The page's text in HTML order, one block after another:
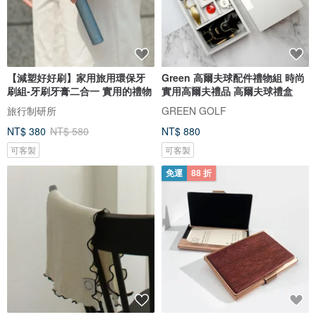
【減塑好好刷】家用旅用環保牙
刷組-牙刷牙膏二合一 實用的禮物
旅行制研所
NT$ 380 NT$ 580
可客製
Green 高爾夫球配件禮物組 時尚
實用高爾夫禮品 高爾夫球禮盒
GREEN GOLF
NT$ 880
可客製
免運 88 折